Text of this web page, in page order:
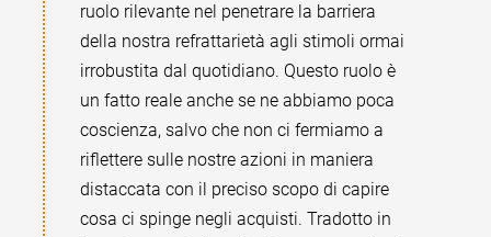
ruolo rilevante nel penetrare la barriera
della nostra refrattarietà agli stimoli ormai
irrobustita dal quotidiano. Questo ruolo è
un fatto reale anche se ne abbiamo poca
coscienza, salvo che non ci fermiamo a
riflettere sulle nostre azioni in maniera
distaccata con il preciso scopo di capire
cosa ci spinge negli acquisti. Tradotto in